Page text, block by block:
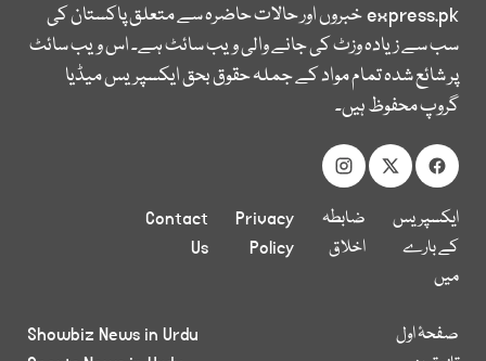
express.pkخبروں اور حالات حاضرہ سے متعلق پاکستان کی
سب سے زیادہ وزٹ کی جانے والی ویب سائٹ ہے۔ اس ویب سائٹ
پر شائع شدہ تمام مواد کے جملہ حقوق بحق ایکسپریس میڈیا
گروپ محفوظ ہیں۔
ایکسپریس
کے بارے
میں
ضابطہ
اخلاق
Privacy
Policy
Contact
Us
صفحۂ اول
Showbiz News in Urdu